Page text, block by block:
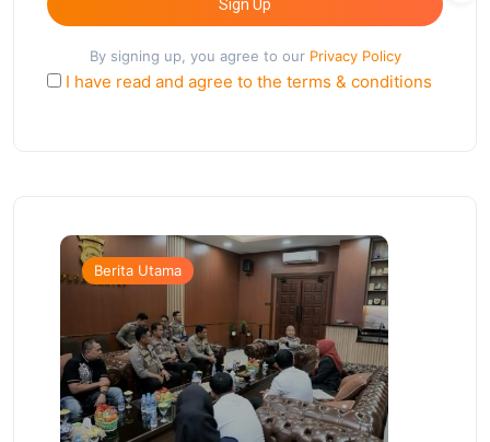
Sign Up
By signing up, you agree to our Privacy Policy
I have read and agree to the terms & conditions
Berita Utama